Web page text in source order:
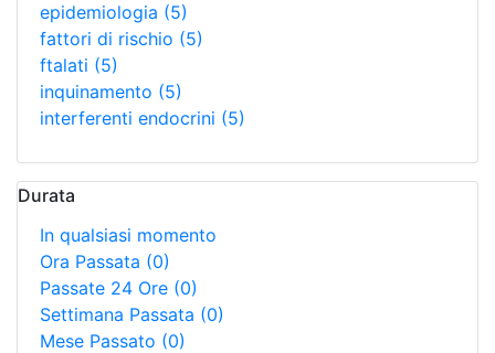
epidemiologia (5)
fattori di rischio (5)
ftalati (5)
inquinamento (5)
interferenti endocrini (5)
Durata
In qualsiasi momento
Ora Passata (0)
Passate 24 Ore (0)
Settimana Passata (0)
Mese Passato (0)